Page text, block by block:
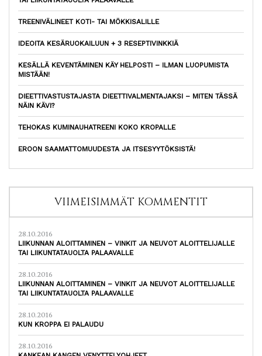
TREENIVÄLINEET KOTI- TAI MÖKKISALILLE
IDEOITA KESÄRUOKAILUUN + 3 RESEPTIVINKKIÄ
KESÄLLÄ KEVENTÄMINEN KÄY HELPOSTI – ILMAN LUOPUMISTA
MISTÄÄN!
DIEETTIVASTUSTAJASTA DIEETTIVALMENTAJAKSI – MITEN TÄSSÄ
NÄIN KÄVI?
TEHOKAS KUMINAUHATREENI KOKO KROPALLE
EROON SAAMATTOMUUDESTA JA ITSESYYTÖKSISTÄ!
VIIMEISIMMÄT KOMMENTIT
28.10.2016
LIIKUNNAN ALOITTAMINEN – VINKIT JA NEUVOT ALOITTELIJALLE
TAI LIIKUNTATAUOLTA PALAAVALLE
28.10.2016
LIIKUNNAN ALOITTAMINEN – VINKIT JA NEUVOT ALOITTELIJALLE
TAI LIIKUNTATAUOLTA PALAAVALLE
28.10.2016
KUN KROPPA EI PALAUDU
28.10.2016